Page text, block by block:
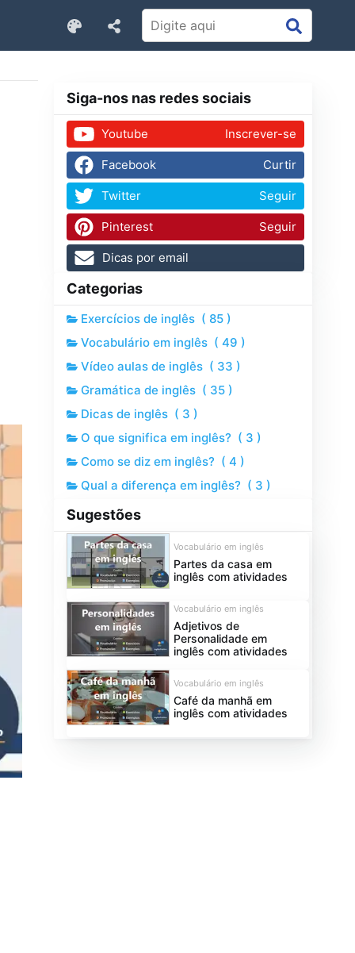
Siga-nos nas redes sociais
Youtube Inscrever-se
Facebook Curtir
Twitter Seguir
Pinterest Seguir
Dicas por email
Categorias
Exercícios de inglês ( 85 )
Vocabulário em inglês (49 )
Vídeo aulas de inglês ( 33 )
Gramática de inglês ( 35 )
Dicas de inglês ( 3 )
O que significa em inglês? ( 3 )
Como se diz em inglês? (4 )
Qual a diferença em inglês? ( 3 )
Sugestões
Vocabulário em inglês
Partes da casa em
inglês com atividades
Vocabulário em inglês
Adjetivos de
Personalidade em
inglês com atividades
Vocabulário em inglês
Café da manhã em
inglês com atividades